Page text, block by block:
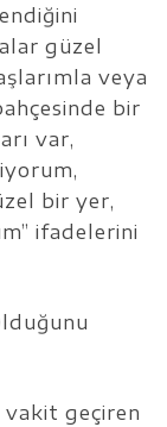
güzel
veya
bir
var,
bir yer,
ifadelerini
geçiren